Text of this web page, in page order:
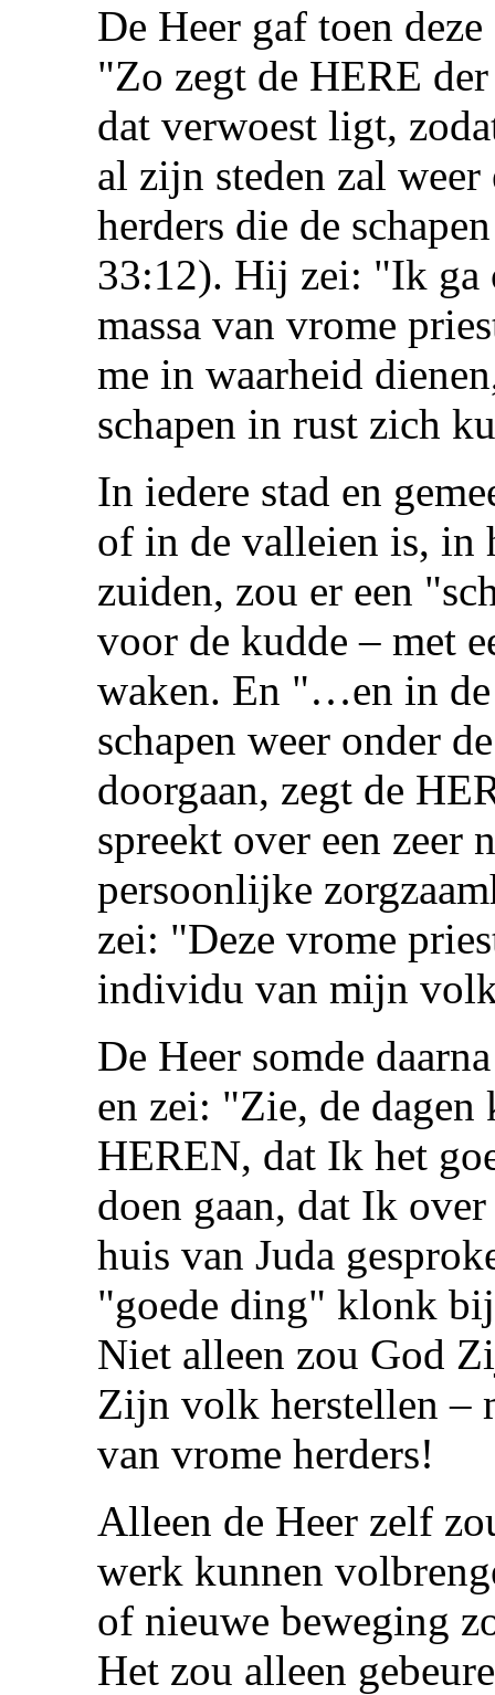
De Heer gaf toen
"Zo zegt de HERE
dat verwoest ligt,
al zijn steden zal
herders die de
33:12). Hij zei: "Ik ga
massa van vrome
me in waarheid
schapen in rust zich
In iedere stad en
of in de valleien is, in
zuiden, zou er een
voor de kudde – met
waken. En "…en in de
schapen weer onder
doorgaan, zegt de
spreekt over een zeer
persoonlijke
zei: "Deze vrome
individu van mijn
De Heer somde
en zei: "Zie, de
HEREN, dat Ik het
doen gaan, dat Ik
huis van Juda
"goede ding" klonk
Niet alleen zou God
Zijn volk herstellen –
van vrome herders!
Alleen de Heer zelf
werk kunnen
of nieuwe beweging
Het zou alleen